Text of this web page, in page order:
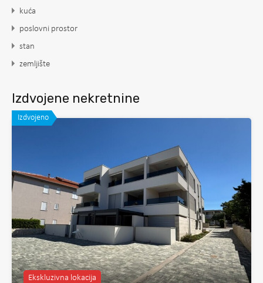
kuća
poslovni prostor
stan
zemljište
Izdvojene nekretnine
Izdvojeno
Ekskluzivna lokacija